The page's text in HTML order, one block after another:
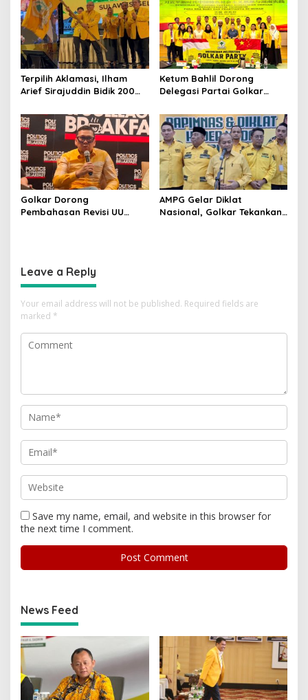
Dipercaya Rakyat
Terpilih Aklamasi, Ilham
Arief Sirajuddin Bidik 200
Pemilu 2029
Ketum Bahlil Dorong
Delegasi Partai Golkar
Ngabalin Belajar Hilirisasi
Hingga Industrialisasi dari
China
Golkar Dorong
Pembahasan Revisi UU
AMPG Gelar Diklat
Nasional, Golkar Tekankan
Leave a Reply
Your email address will not be published. Required fields are
marked *
Save my name, email, and website in this browser for
the next time I comment.
News Feed